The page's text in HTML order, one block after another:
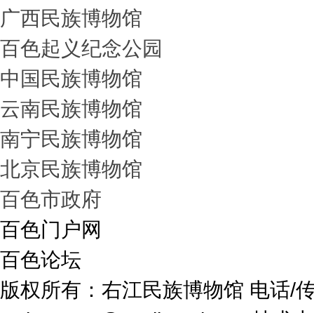
广西民族博物馆
百色起义纪念公园
中国民族博物馆
云南民族博物馆
南宁民族博物馆
北京民族博物馆
百色市政府
百色门户网
百色论坛
版权所有：右江民族博物馆 电话/